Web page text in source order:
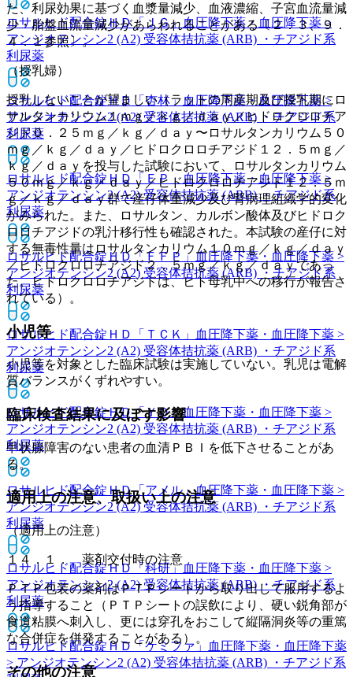
ロサルヒド配合錠ＨＤ「ＪＧ」 血圧降下薬・血圧降下薬 >
アンジオテンシン2 (A2) 受容体拮抗薬 (ARB) ・チアジド系
利尿薬
ロサルヒド配合錠ＨＤ「杏林」 血圧降下薬・血圧降下薬 >
アンジオテンシン2 (A2) 受容体拮抗薬 (ARB) ・チアジド系
利尿薬
ロサルヒド配合錠ＨＤ「ＥＰ」 血圧降下薬・血圧降下薬 >
アンジオテンシン2 (A2) 受容体拮抗薬 (ARB) ・チアジド系
利尿薬
ロサルヒド配合錠ＨＤ「ＦＦＰ」 血圧降下薬・血圧降下薬 >
アンジオテンシン2 (A2) 受容体拮抗薬 (ARB) ・チアジド系
利尿薬
ロサルヒド配合錠ＨＤ「ＴＣＫ」
血圧降下薬・血圧降下薬 >
アンジオテンシン2 (A2) 受容体拮抗薬 (ARB) ・チアジド系
利尿薬
ロサルヒド配合錠ＨＤ「ＹＤ」血圧降下薬・血圧降下薬 >
アンジオテンシン2 (A2) 受容体拮抗薬 (ARB) ・チアジド系
利尿薬
ロサルヒド配合錠ＨＤ「アメル」血圧降下薬・血圧降下薬 >
アンジオテンシン2 (A2) 受容体拮抗薬 (ARB) ・チアジド系
利尿薬
ロサルヒド配合錠ＨＤ「科研」血圧降下薬・血圧降下薬 >
アンジオテンシン2 (A2) 受容体拮抗薬 (ARB) ・チアジド系
利尿薬
ロサルヒド配合錠ＨＤ「ケミファ」
血圧降下薬・血圧降下薬
> アンジオテンシン2 (A2) 受容体拮抗薬 (ARB) ・チアジド系
た、利尿効果に基づく血漿量減少、血液濃縮、子宮血流量減
少・胎盤血流量減少があらわれることがある〔２．３、９．
４．１参照〕。
（授乳婦）
授乳しないことが望ましい（ラットの周産期及び授乳期にロ
サルタンカリウム１ｍｇ／ｋｇ／ｄａｙ／ヒドロクロロチア
ジド０．２５ｍｇ／ｋｇ／ｄａｙ〜ロサルタンカリウム５０
ｍｇ／ｋｇ／ｄａｙ／ヒドロクロロチアジド１２．５ｍｇ／
ｋｇ／ｄａｙを投与した試験において、ロサルタンカリウム
５０ｍｇ／ｋｇ／ｄａｙ／ヒドロクロロチアジド１２．５ｍ
ｇ／ｋｇ／ｄａｙ群で産仔体重減少及び腎病理組織学的変化
がみられた。また、ロサルタン、カルボン酸体及びヒドロク
ロロチアジドの乳汁移行性も確認された。本試験の産仔に対
する無毒性量はロサルタンカリウム１０ｍｇ／ｋｇ／ｄａｙ
／ヒドロクロロチアジド２．５ｍｇ／ｋｇ／ｄａｙであっ
た。ヒドロクロロチアジドは、ヒト母乳中への移行が報告さ
れている）。
小児等
小児等を対象とした臨床試験は実施していない。乳児は電解
質バランスがくずれやすい。
臨床検査結果に及ぼす影響
甲状腺障害のない患者の血清ＰＢＩを低下させることがあ
る。
適用上の注意、取扱い上の注意
（適用上の注意）
１４．１． 薬剤交付時の注意
ＰＴＰ包装の薬剤はＰＴＰシートから取り出して服用するよ
う指導すること（ＰＴＰシートの誤飲により、硬い鋭角部が
食道粘膜へ刺入し、更には穿孔をおこして縦隔洞炎等の重篤
な合併症を併発することがある）。
その他の注意